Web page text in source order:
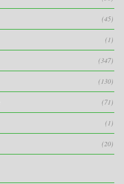
(45)
(1)
(347)
(130)
(71)
(1)
(20)